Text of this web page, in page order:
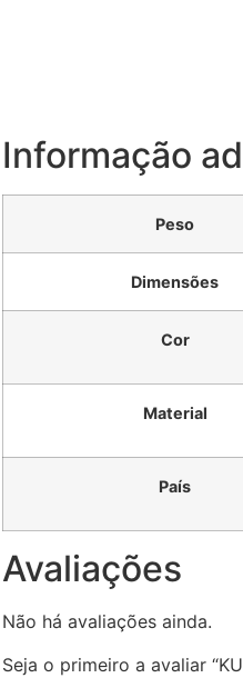
Informação
Peso
Dimensões
Cor
Material
País
Avaliações
Não há avaliações ainda.
Seja o primeiro a avaliar